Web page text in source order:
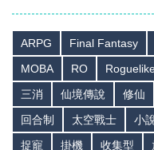
ARPG Final Fantasy
MOBA
RO
三消
仙境傳說 修仙
回合制
太空戰士 小
捉寵
掛機 收集型